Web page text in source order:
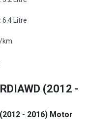
6.4 Litre
km
(2012 -
(2012 - 2016) Motor